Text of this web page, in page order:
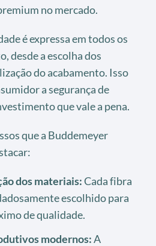
no mercado.
é expressa em todos os
desde a escolha dos
do acabamento. Isso
a segurança de
que vale a pena.
que a Buddemeyer
dos materiais:Cada fibra
escolhido para
de qualidade.
modernos:A